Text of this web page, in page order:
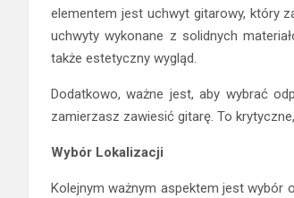
elementem jest uchwyt gitarowy, który
uchwyty wykonane z solidnych
także estetyczny wygląd.
Dodatkowo, ważne jest, aby wybrać
zamierzasz zawiesić gitarę. To
Wybór Lokalizacji
Kolejnym ważnym aspektem jest wybór